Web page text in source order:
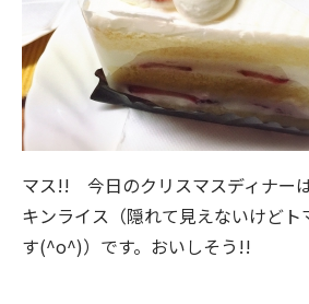
マス!! 今日のクリスマスディナー
キンライス（隠れて見えないけどト
す(^o^)）です。おいしそう!!